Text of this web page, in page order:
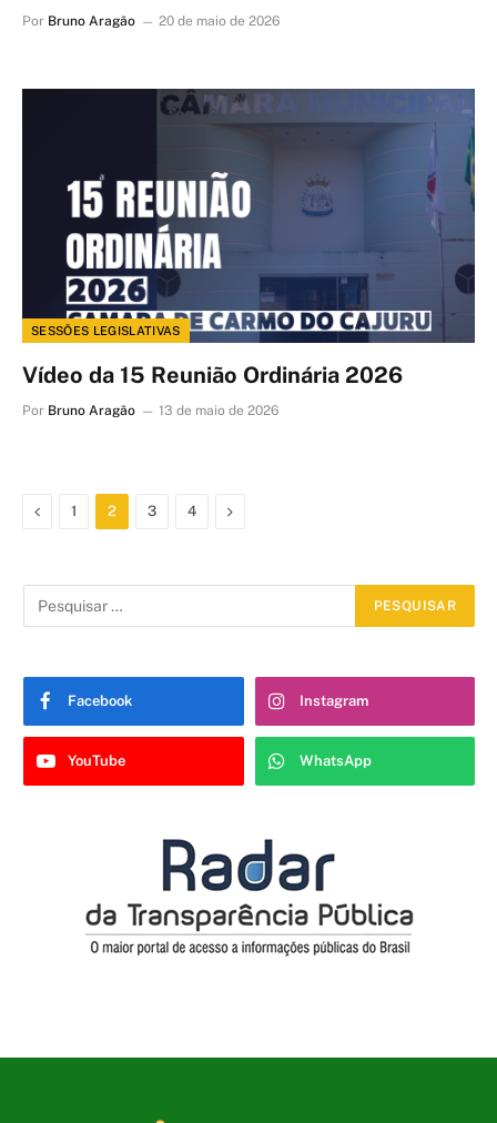
Por Bruno Aragão 20 de maio de 2026
SESSÕES LEGISLATIVAS
Vídeo da 15 Reunião Ordinária 2026
Por Bruno Aragão 13 de maio de 2026
Anterior
1 2 3 4 Proximo
Facebook Instagram
YouTube WhatsApp